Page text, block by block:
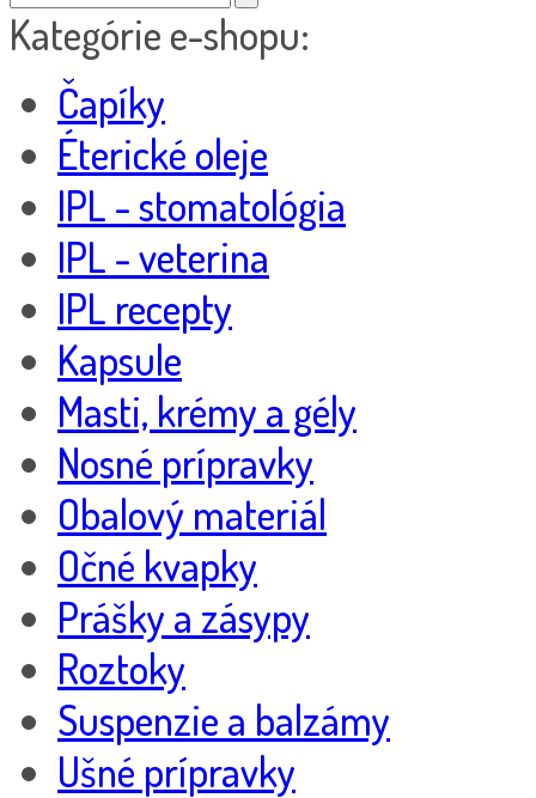
Kategórie e-shopu:
Čapíky
Éterické oleje
IPL - stomatológia
IPL - veterina
IPL recepty
Kapsule
Masti, krémy a gély
Nosné prípravky
Obalový materiál
Očné kvapky
Prášky a zásypy
Roztoky
Suspenzie a balzámy
Ušné prípravky